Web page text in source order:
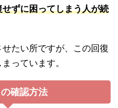
ずに困ってしまう人が続
たい所ですが、この回復
っています。
確認方法